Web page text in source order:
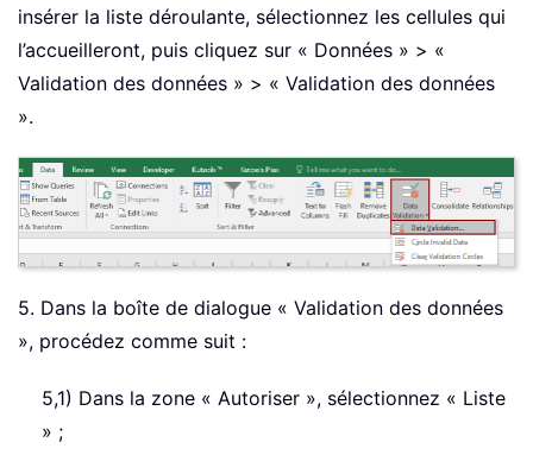
insérer la liste déroulante, sélectionnez les cellules qui
l’accueilleront, puis cliquez sur « Données » > «
Validation des données » > « Validation des données
».
5. Dans la boîte de dialogue « Validation des données
», procédez comme suit :
5,1) Dans la zone « Autoriser », sélectionnez « Liste
» ;